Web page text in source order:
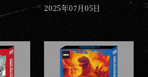
2025年07月05日